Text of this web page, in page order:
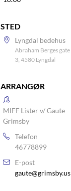
STED
Lyngdal bedehus
Abraham Berges gate
3, 4580 Lyngdal
ARRANGØR
MIFF Lister v/ Gaute
Grimsby
Telefon
46778899
E-post
gaute@grimsby.us